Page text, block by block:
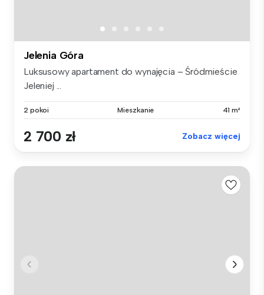
Jelenia Góra
Luksusowy apartament do wynajęcia – Śródmieście
Jeleniej ...
2 pokoi Mieszkanie 41 m²
2 700 zł Zobacz więcej